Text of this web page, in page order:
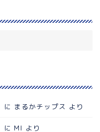
に まるかチップス より
に MI より